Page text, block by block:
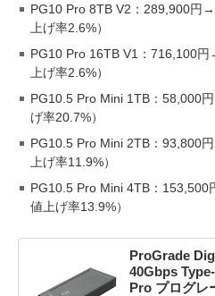
PG10 Pro 8TB V2：289,900円
上げ率2.6%）
PG10 Pro 16TB V1：716,100
上げ率2.6%）
PG10.5 Pro Mini 1TB：58,000
げ率20.7%）
PG10.5 Pro Mini 2TB：93,800
上げ率11.9%）
PG10.5 Pro Mini 4TB：153,500
値上げ率13.9%）
ProGrade
40Gbps
Pro プログレ